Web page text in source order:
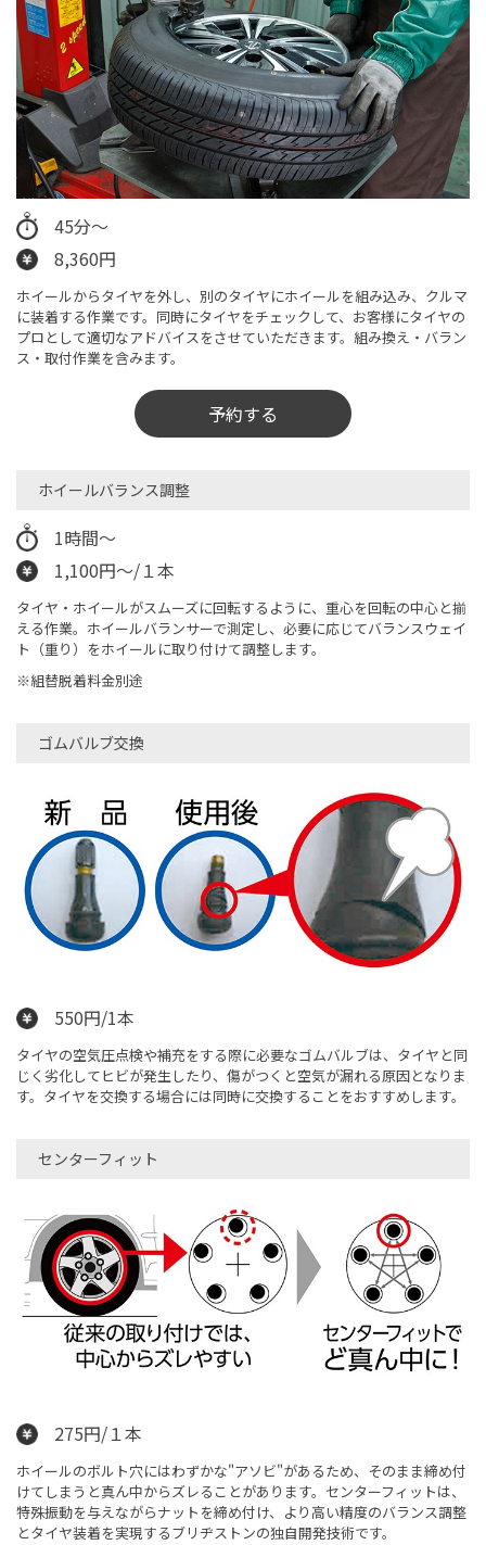
45分～
8,360円
ホイールからタイヤを外し、別のタイヤにホイールを組み込み、クルマ
に装着する作業です。同時にタイヤをチェックして、お客様にタイヤの
プロとして適切なアドバイスをさせていただきます。​組み換え・バラン
ス・取付作業を含みます。
予約する
ホイールバランス調整
1時間～
1,100円～/１本
タイヤ・ホイールがスムーズに回転するように、重心を回転の中心と揃
える作業。ホイールバランサーで測定し、必要に応じてバランスウェイ
ト（重り）をホイールに取り付けて調整します。
※組替脱着料金別途
ゴムバルブ交換
550円/1本
タイヤの空気圧点検や補充をする際に必要なゴムバルブは、タイヤと同
じく劣化してヒビが発生したり、傷がつくと空気が漏れる原因となりま
す。タイヤを交換する場合には同時に交換することをおすすめします。
センターフィット
275円/１本
ホイールのボルト穴にはわずかな"アソビ"があるため、そのまま締め付
けてしまうと真ん中からズレることがあります。センターフィットは、
特殊振動を与えながらナットを締め付け、より高い精度のバランス調整
とタイヤ装着を実現するブリヂストンの独自開発技術です。